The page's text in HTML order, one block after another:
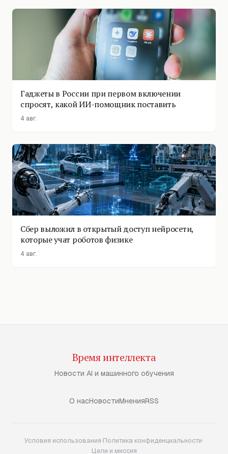
Гаджеты в России при первом включении
спросят, какой ИИ-помощник поставить
4 авг.
Сбер выложил в открытый доступ нейросети,
которые учат роботов физике
4 авг.
Время интеллекта
Новости AI и машинного обучения
О насНовостиМненияRSS
Условия использования·Политика конфиденциальности·
Цели и миссия